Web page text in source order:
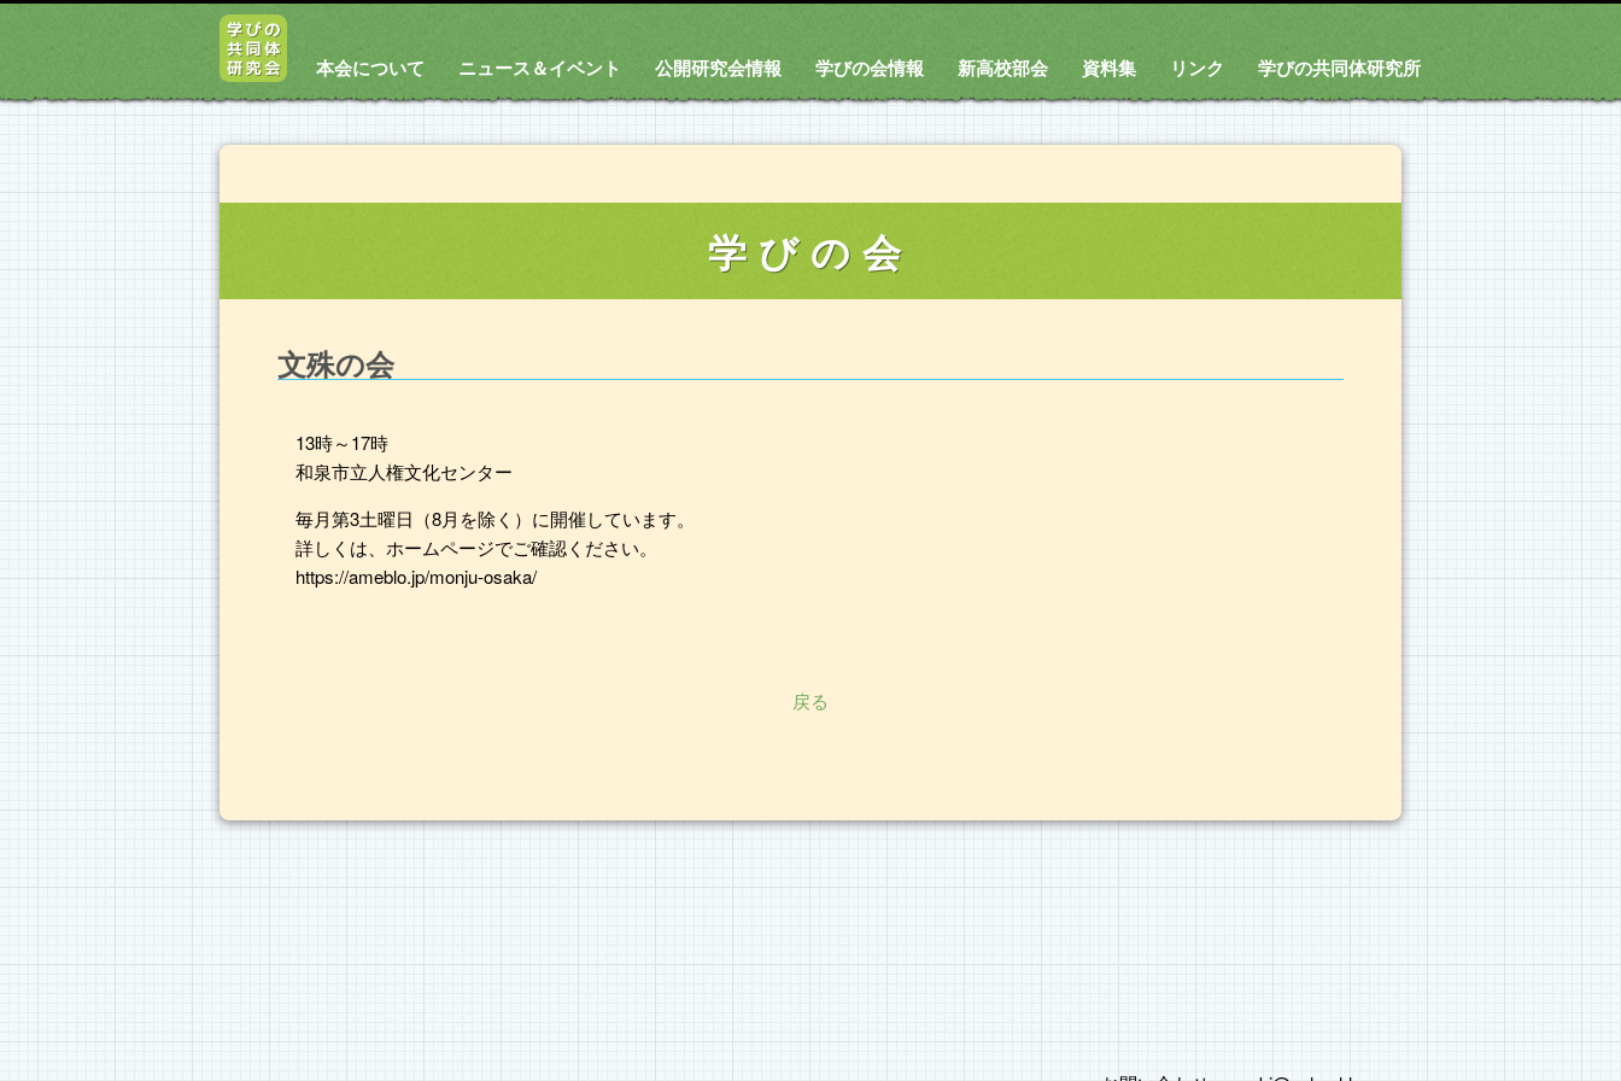
本会について ニュース＆イベント 公開研究会情報 学びの会情報 新高校部会 資料集 リンク 学びの共同体研究所
学びの会
文殊の会
13時～17時
和泉市立人権文化センター
毎月第3土曜日（8月を除く）に開催しています。
詳しくは、ホームページでご確認ください。
https://ameblo.jp/monju-osaka/
戻る